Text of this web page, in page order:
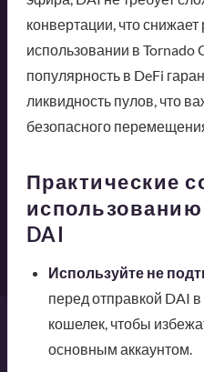
конвертации, что
использовании в Tornado
популярность в DeFi
ликвидность пулов, что
безопасного
Практические
использованию
DAI
Используйте не
перед отправкой DAI
кошелек, чтобы
основным аккаунтом.